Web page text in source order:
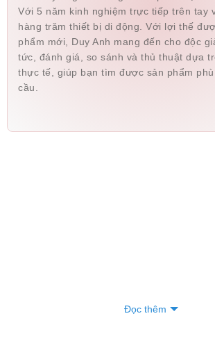
Với 5 năm kinh nghiệm trực tiếp trên tay
hàng trăm thiết bị di động. Với lợi thế
phẩm mới, Duy Anh mang đến cho độc
tức, đánh giá, so sánh và thủ thuật dựa
thực tế, giúp bạn tìm được sản phẩm
cầu.
Đọc thêm